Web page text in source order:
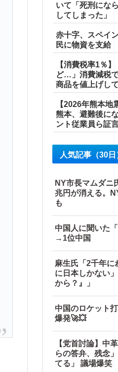
いて「死刑にな
してしまった」
赤十字、スペイ
民に物資を支給
【消費税率1％
ど…」消費減税
商品を値上げし
【2026年熊本
熊本、避難後に
ント従業員ら証
人気記事（30日
NY市長マムダニ
兆円が消える。
も
中国人に聞いた
→1位中国
麻生氏「2千年に
に日本しかない
から？』」
中国のロケット
爆発🚀💥
【党首討論】中
らの答弁、残念
てる」 議場爆笑